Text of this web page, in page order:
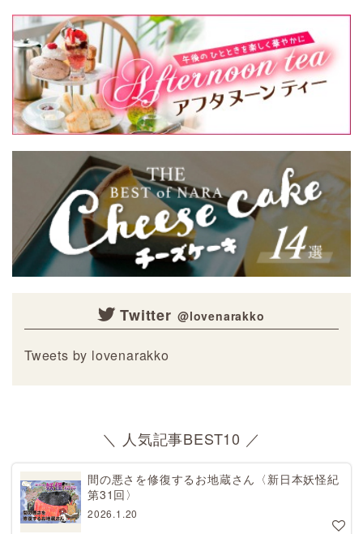
Twitter
Tweets by lovenarakko
＼ 人気記事BEST10 ／
間の悪さを修復するお地蔵さん〈新日本妖怪紀
第31回〉
2026.1.20